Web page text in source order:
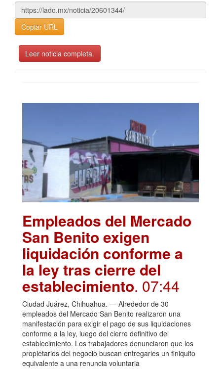
Copiar URL
Leer noticia completa.
Empleados del Mercado
San Benito exigen
liquidación conforme a
la ley tras cierre del
establecimiento. 07:44
Ciudad Juárez, Chihuahua. — Alrededor de 30
empleados del Mercado San Benito realizaron una
manifestación para exigir el pago de sus liquidaciones
conforme a la ley, luego del cierre definitivo del
establecimiento. Los trabajadores denunciaron que los
propietarios del negocio buscan entregarles un finiquito
equivalente a una renuncia voluntaria